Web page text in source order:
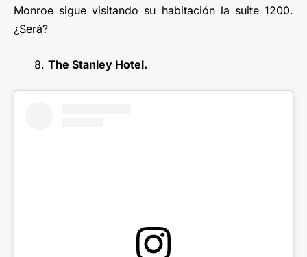
Monroe sigue visitando su habitación la suite 1200.
¿Será?
8. The Stanley Hotel.